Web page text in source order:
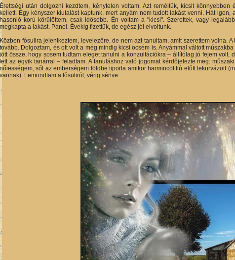
Érettségi után dolgozni kezdtem, kénytelen voltam. Azt reméltük, kicsit
kellett. Egy kényszer kiutalást kaptunk, mert anyám nem tudott lakást venni. Hát
hasonló korú körülöttem, csak idősebb. Én voltam a "kicsi". Szerettek, vagy
megkapta a lakást. Panel. Évekig fizettük, de egész jól elvoltunk.
Közben fősulira jelentkeztem, levelezőre, de nem azt tanultam, amit szerettem volna.
tovább. Dolgoztam, és ott volt a még mindig kicsi öcsém is. Anyámmal váltott
jött össze, hogy sosem tudtam eleget tanulni a konzultációkra – állítólag jó fejem volt,
lett az egyik tanárral – feladtam. A tanuláshoz való jogomat kérdőjelezte meg:
nőiességem, sőt az emberségem földbe tiporta amikor harmincöt fiú előtt lekurvázott
vannak). Lemondtam a fősuliról, vérig sértve.